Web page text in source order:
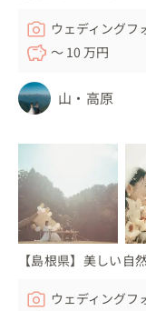
ウェディングフ
〜 10 万円
山・高原
【島根県】美しい自
ウェディングフ